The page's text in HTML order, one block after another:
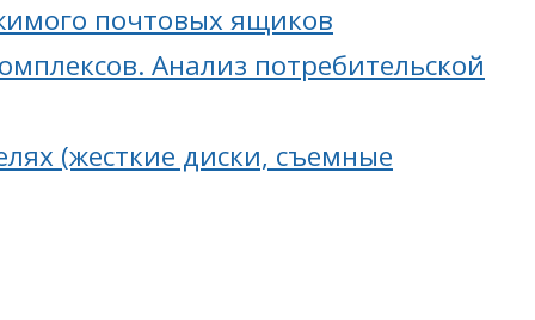
почтовых ящиков
Анализ потребительской
(жесткие диски, съемные